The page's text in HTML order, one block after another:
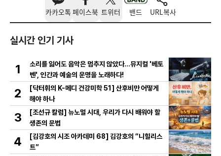
카카오톡 페이스북 트위터 밴드 URL복사
실시간 인기 기사
1
소리를 잃어도 음악은 멈추지 않았다…뮤지컬 '베토
벤', 인간과 예술의 운명을 노래하다!
2
[닥터휘의 K-메디 건강미학 51] 산후비만 어떻게
해야 하나
3
[조선규 칼럼] 뉴노멀 시대, 우리가 다시 배워야 할
생존의 문법
4
[김강호의 시조 아카데미 68] 김강호의 “니힐리스
트”